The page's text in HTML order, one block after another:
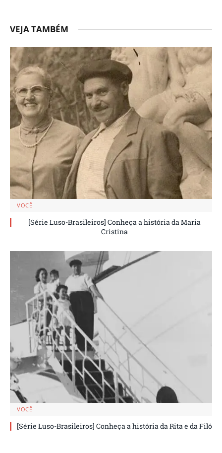
VEJA TAMBÉM
VOCÊ
[Série Luso-Brasileiros] Conheça a história da Maria
Cristina
VOCÊ
[Série Luso-Brasileiros] Conheça a história da Rita e da Filó